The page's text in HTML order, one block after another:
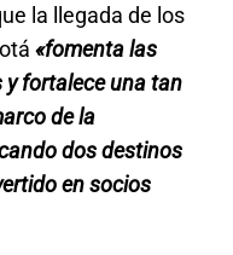
la llegada de los
«fomenta las
y fortalece una tan
de la
dos destinos
en socios